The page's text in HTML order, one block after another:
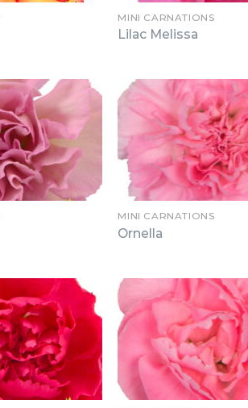
MINI CARNATIONS
Lilac Melissa
MINI CARNATIONS
Ornella